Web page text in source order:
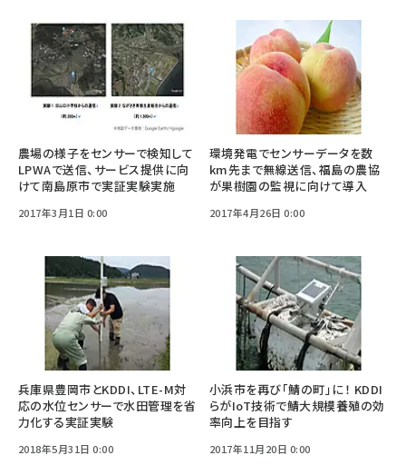
農場の様子をセンサーで検知して
LPWAで送信、サービス提供に向
けて南島原市で実証実験実施
2017年3月1日 0:00
環境発電でセンサーデータを数
km先まで無線送信、福島の農協
が果樹園の監視に向けて導入
2017年4月26日 0:00
兵庫県豊岡市とKDDI、LTE-M対
応の水位センサーで水田管理を省
力化する実証実験
2018年5月31日 0:00
小浜市を再び「鯖の町」に！ KDDI
らがIoT技術で鯖大規模養殖の効
率向上を目指す
2017年11月20日 0:00